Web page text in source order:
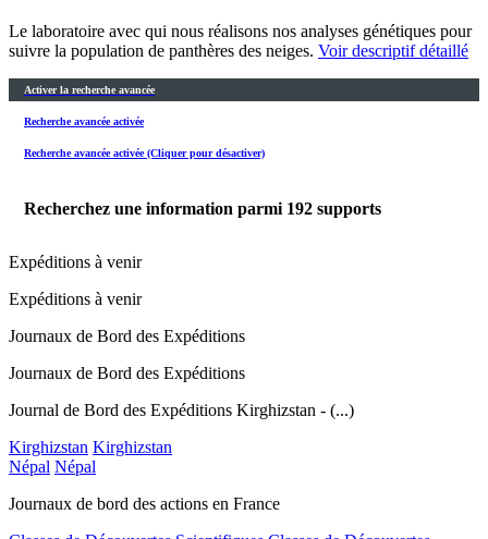
Le laboratoire avec qui nous réalisons nos analyses génétiques pour
suivre la population de panthères des neiges. Voir descriptif détaillé
Activer la recherche avancée
Recherche avancée activée
Recherche avancée activée (Cliquer pour désactiver)
Recherchez une information parmi 192 supports
Expéditions à venir
Expéditions à venir
Journaux de Bord des Expéditions
Journaux de Bord des Expéditions
Journal de Bord des Expéditions Kirghizstan - (...)
Kirghizstan Kirghizstan
Népal Népal
Journaux de bord des actions en France